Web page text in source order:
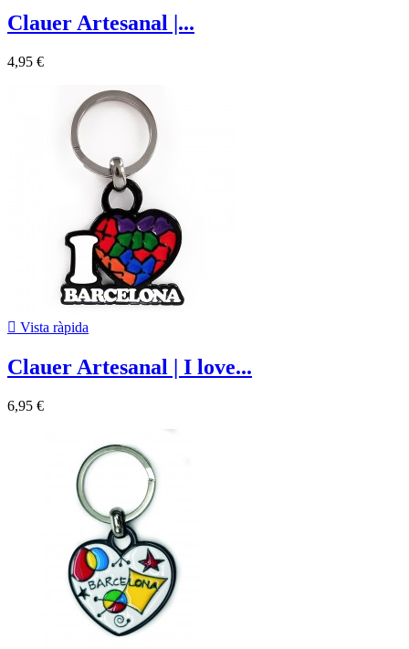
Clauer Artesanal |...
4,95 €
 Vista ràpida
Clauer Artesanal | I love...
6,95 €